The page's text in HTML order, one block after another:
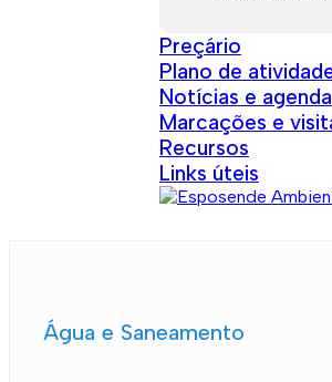
Preçário
Plano de
Notícias e agenda
Marcações e
Recursos
Links úteis
Água e Saneamento